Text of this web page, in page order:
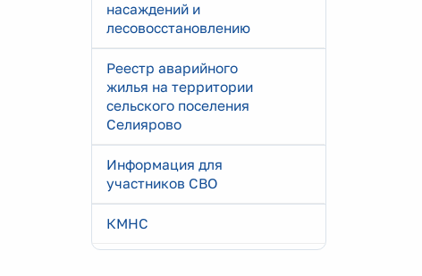
насаждений и
лесовосстановлению
Реестр аварийного
жилья на территории
сельского поселения
Селиярово
Информация для
участников СВО
КМНС